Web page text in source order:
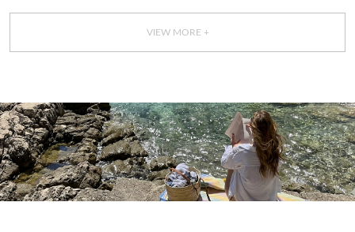
VIEW MORE +
MADE by NANING9